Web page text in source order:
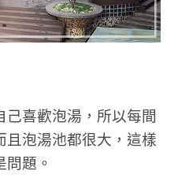
喜歡泡湯，所以每間
且泡湯池都很大，這樣
題。